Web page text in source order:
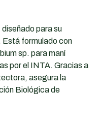
para su
Está formulado con
sp. para maní
por el INTA. Gracias a
asegura la
Biológica de